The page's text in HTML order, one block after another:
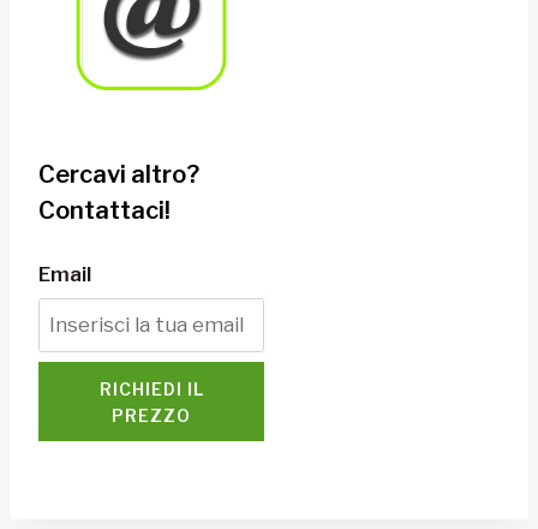
Cercavi altro?
Contattaci!
Email
RICHIEDI IL
PREZZO